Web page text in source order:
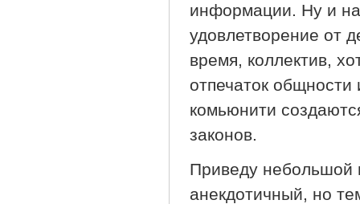
информации. Ну и
удовлетворение от
время, коллектив,
отпечаток
комьюнити
законов.
Приведу небольшой
анекдотичный, но